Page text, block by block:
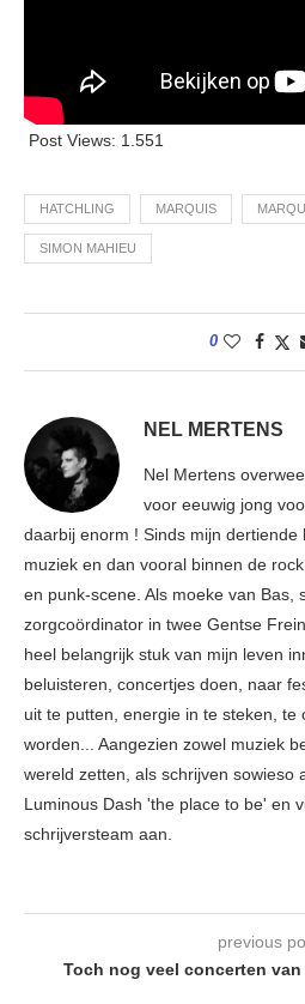
Post Views: 1.551
HATCHLING MARQUIS
SIMON MAHIEU
0
NEL MERTENS
Nel Mertens
voor eeuwig jong
daarbij enorm ! Sinds mijn
muziek en dan vooral binnen de
en punk-scene. Als moeke van Bas,
zorgcoördinator in twee Gentse
heel belangrijk stuk van mijn leven
beluisteren, concertjes doen, naar
uit te putten, energie in te steken, te
worden... Aangezien zowel muziek
wereld zetten, als schrijven sowieso
Luminous Dash 'the place to be' en
schrijversteam aan.
previous
Toch nog veel concerten